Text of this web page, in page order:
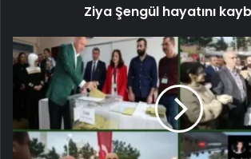
Ziya Şengül hayatını